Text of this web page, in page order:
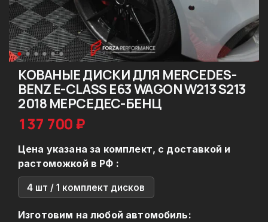
КОВАНЫЕ ДИСКИ ДЛЯ MERCEDES-
BENZ E-CLASS E63 WAGON W213 S213
2018 МЕРСЕДЕС-БЕНЦ
137 700 ₽
Цена указана за комплект, с доставкой и
растоможкой в РФ :
4 шт / 1 комплект дисков
Изготовим на любой автомобиль: